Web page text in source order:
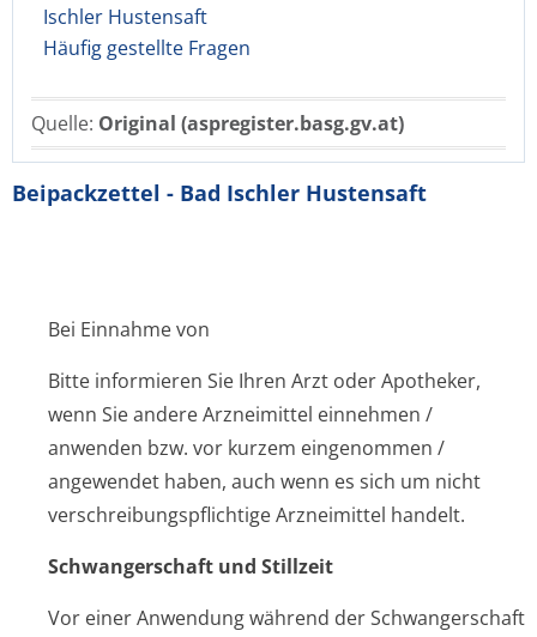
Ischler Hustensaft
Häufig gestellte Fragen
Quelle: Original (aspregister.basg.gv.at)
Beipackzettel - Bad Ischler Hustensaft
Bei Einnahme von
Bitte informieren Sie Ihren Arzt oder Apotheker,
wenn Sie andere Arzneimittel einnehmen /
anwenden bzw. vor kurzem eingenommen /
angewendet haben, auch wenn es sich um nicht
verschreibungspflichti­ge Arzneimittel handelt.
Schwangerschaft und Stillzeit
Vor einer Anwendung während der Schwangerschaft